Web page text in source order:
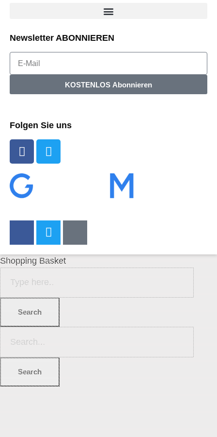
Newsletter ABONNIEREN
KOSTENLOS Abonnieren
Folgen Sie uns
Shopping Basket